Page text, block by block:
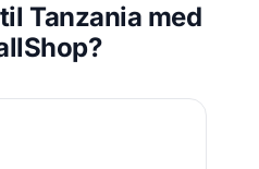
Tanzania med